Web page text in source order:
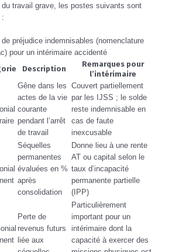
du travail grave, les postes suivants sont
:
préjudice indemnisables (nomenclature
pour un intérimaire accidenté
Description
Remarques pour
l’intérimaire
Gêne dans les
actes de la vie
courante
pendant l’arrêt
de travail
Couvert partiellement
par les IJSS ; le solde
reste indemnisable en
cas de faute
inexcusable
Séquelles
permanentes
évaluées en %
après
consolidation
Donne lieu à une rente
AT ou capital selon le
taux d’incapacité
permanente partielle
(IPP)
Perte de
revenus futurs
liée aux
Particulièrement
important pour un
intérimaire dont la
capacité à exercer des